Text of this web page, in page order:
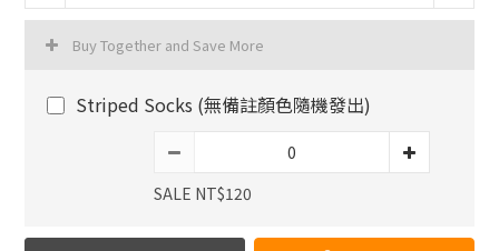
Buy Together and Save More
Striped Socks (無備註顏色隨機發出)
SALE NT$120